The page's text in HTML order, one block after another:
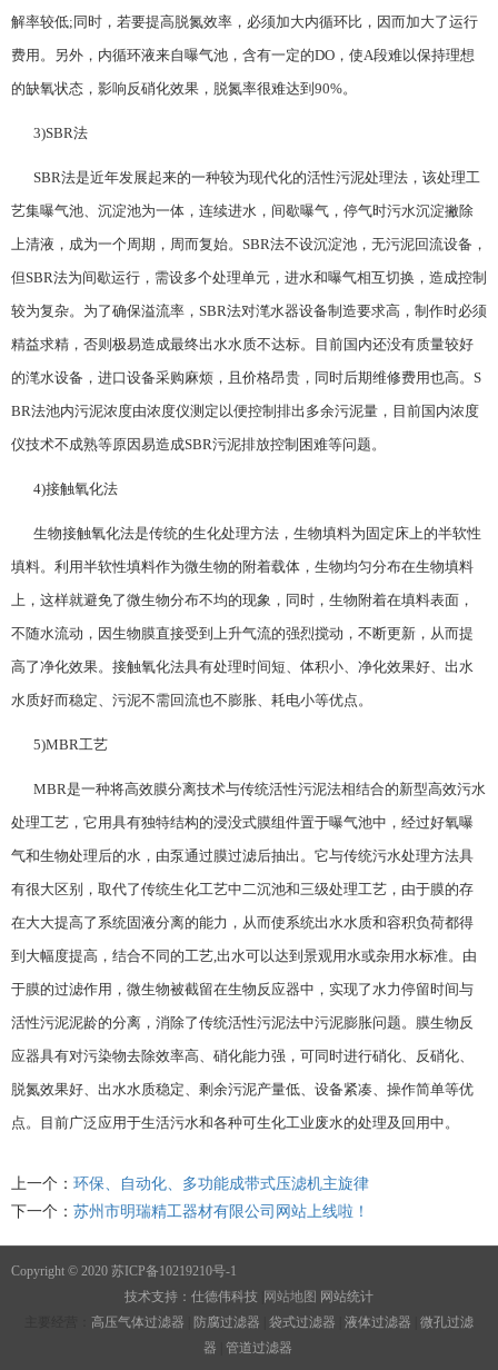
解率较低;同时，若要提高脱氮效率，必须加大内循环比，因而加大了运行
费用。另外，内循环液来自曝气池，含有一定的DO，使A段难以保持理想
的缺氧状态，影响反硝化效果，脱氮率很难达到90%。
3)SBR法
SBR法是近年发展起来的一种较为现代化的活性污泥处理法，该处理工
艺集曝气池、沉淀池为一体，连续进水，间歇曝气，停气时污水沉淀撇除
上清液，成为一个周期，周而复始。SBR法不设沉淀池，无污泥回流设备，
但SBR法为间歇运行，需设多个处理单元，进水和曝气相互切换，造成控制
较为复杂。为了确保溢流率，SBR法对滗水器设备制造要求高，制作时必须
精益求精，否则极易造成最终出水水质不达标。目前国内还没有质量较好
的滗水设备，进口设备采购麻烦，且价格昂贵，同时后期维修费用也高。S
BR法池内污泥浓度由浓度仪测定以便控制排出多余污泥量，目前国内浓度
仪技术不成熟等原因易造成SBR污泥排放控制困难等问题。
4)接触氧化法
生物接触氧化法是传统的生化处理方法，生物填料为固定床上的半软性
填料。利用半软性填料作为微生物的附着载体，生物均匀分布在生物填料
上，这样就避免了微生物分布不均的现象，同时，生物附着在填料表面，
不随水流动，因生物膜直接受到上升气流的强烈搅动，不断更新，从而提
高了净化效果。接触氧化法具有处理时间短、体积小、净化效果好、出水
水质好而稳定、污泥不需回流也不膨胀、耗电小等优点。
5)MBR工艺
MBR是一种将高效膜分离技术与传统活性污泥法相结合的新型高效污水
处理工艺，它用具有独特结构的浸没式膜组件置于曝气池中，经过好氧曝
气和生物处理后的水，由泵通过膜过滤后抽出。它与传统污水处理方法具
有很大区别，取代了传统生化工艺中二沉池和三级处理工艺，由于膜的存
在大大提高了系统固液分离的能力，从而使系统出水水质和容积负荷都得
到大幅度提高，结合不同的工艺,出水可以达到景观用水或杂用水标准。由
于膜的过滤作用，微生物被截留在生物反应器中，实现了水力停留时间与
活性污泥泥龄的分离，消除了传统活性污泥法中污泥膨胀问题。膜生物反
应器具有对污染物去除效率高、硝化能力强，可同时进行硝化、反硝化、
脱氮效果好、出水水质稳定、剩余污泥产量低、设备紧凑、操作简单等优
点。目前广泛应用于生活污水和各种可生化工业废水的处理及回用中。
上一个： 环保、自动化、多功能成带式压滤机主旋律
下一个： 苏州市明瑞精工器材有限公司网站上线啦！
Copyright © 2020 苏ICP备10219210号-1
技术支持：仕德伟科技 网站地图 网站统计
高压气体过滤器 防腐过滤器 袋式过滤器 液体过滤器
微孔过滤
器
管道过滤器